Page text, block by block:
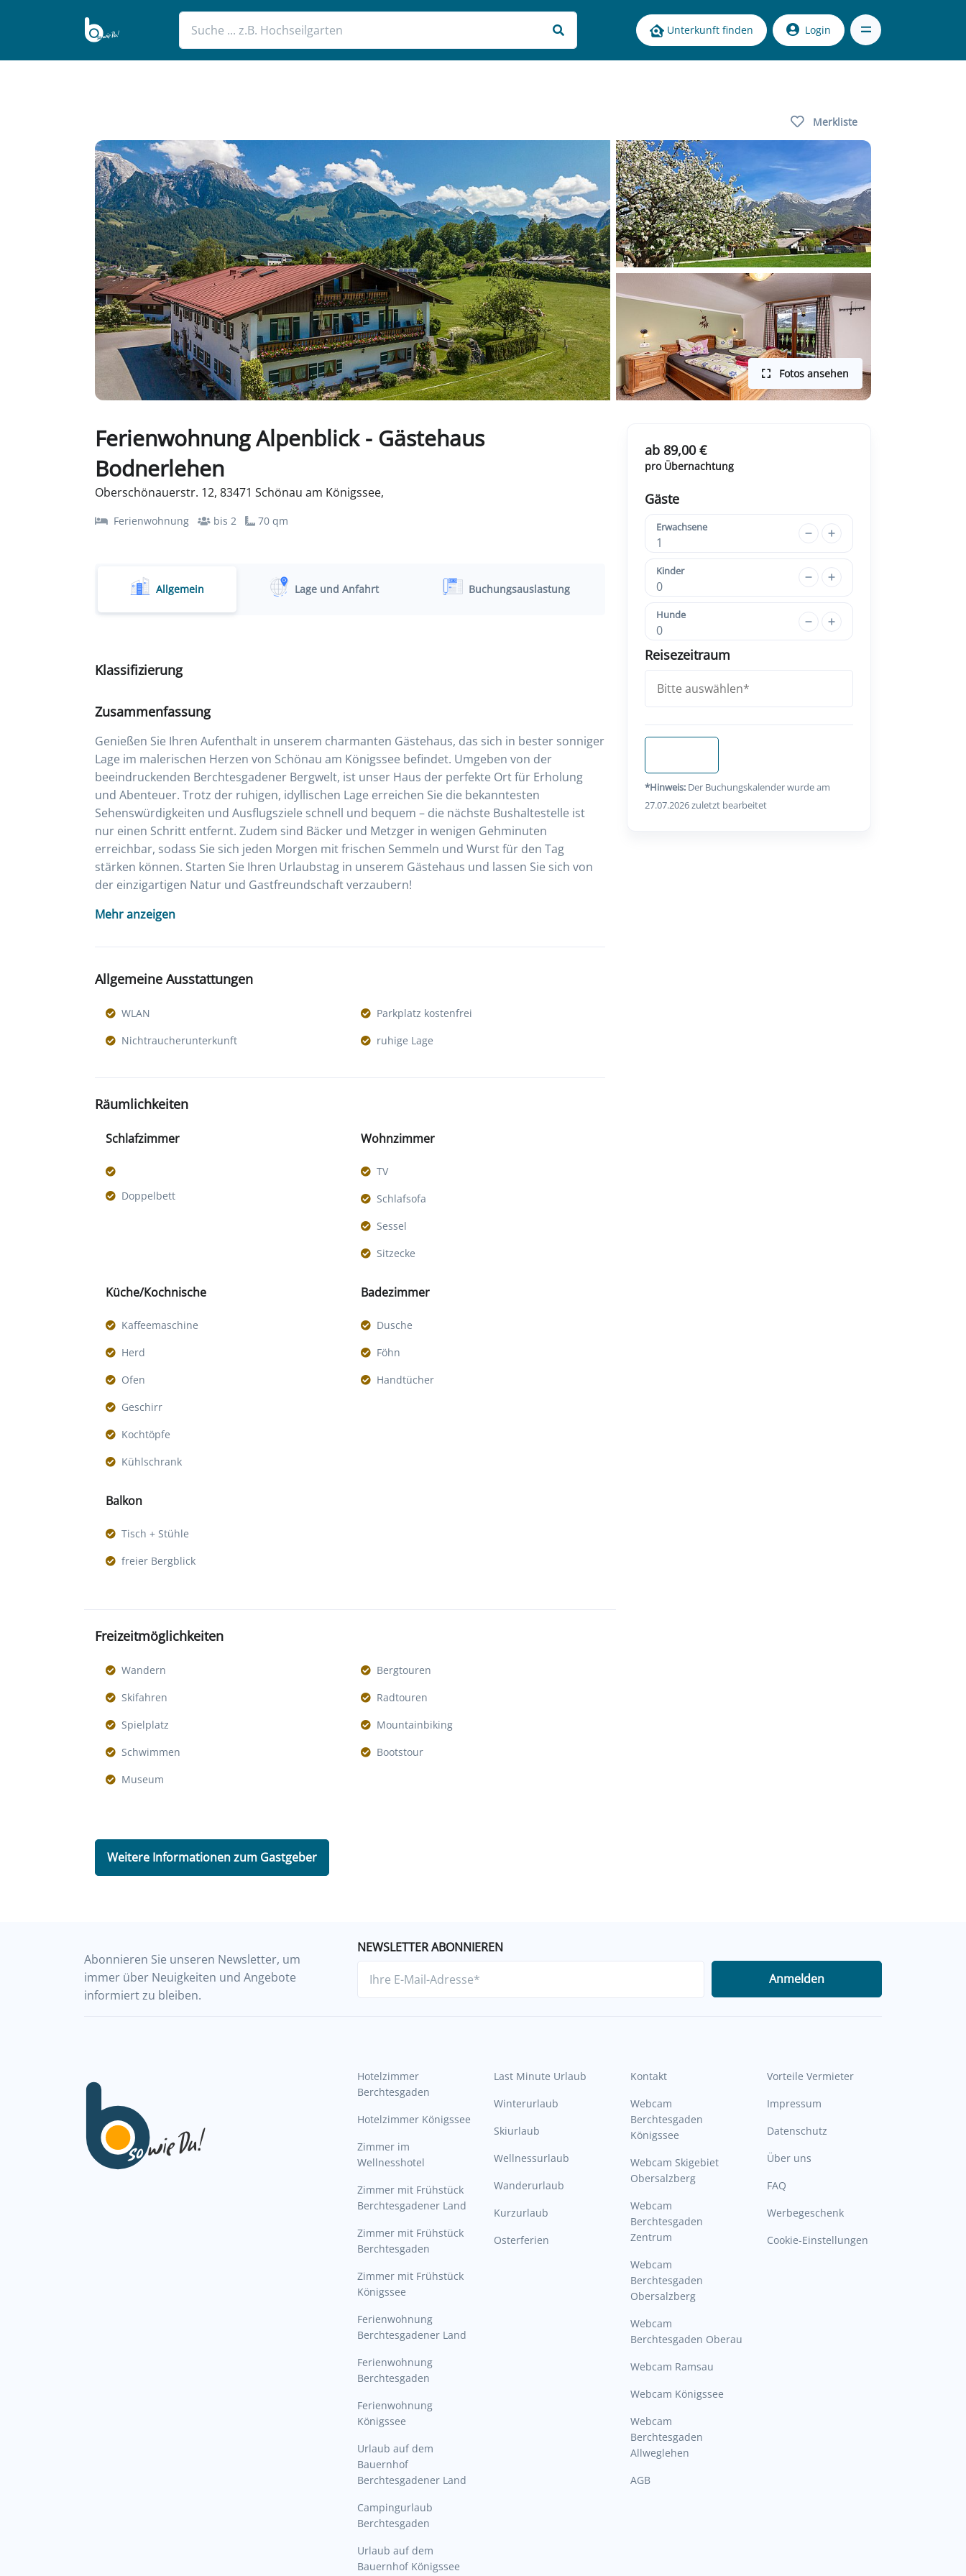
Unterkunft finden Login
Merkliste
Fotos ansehen
Ferienwohnung Alpenblick - Gästehaus
Bodnerlehen
Oberschönauerstr. 12, 83471 Schönau am Königssee,
Ferienwohnung bis 2 70 qm
Allgemein Lage und Anfahrt Buchungsauslastung
Klassifizierung
Zusammenfassung
Genießen Sie Ihren Aufenthalt in unserem charmanten Gästehaus, das sich in bester sonniger
Lage im malerischen Herzen von Schönau am Königssee befindet. Umgeben von der
beeindruckenden Berchtesgadener Bergwelt, ist unser Haus der perfekte Ort für Erholung
und Abenteuer. Trotz der ruhigen, idyllischen Lage erreichen Sie die bekanntesten
Sehenswürdigkeiten und Ausflugsziele schnell und bequem – die nächste Bushaltestelle ist
nur einen Schritt entfernt. Zudem sind Bäcker und Metzger in wenigen Gehminuten
erreichbar, sodass Sie sich jeden Morgen mit frischen Semmeln und Wurst für den Tag
stärken können. Starten Sie Ihren Urlaubstag in unserem Gästehaus und lassen Sie sich von
der einzigartigen Natur und Gastfreundschaft verzaubern!
Mehr anzeigen
Allgemeine Ausstattungen
WLAN
Parkplatz kostenfrei
Nichtraucherunterkunft
ruhige Lage
Räumlichkeiten
Schlafzimmer
Doppelbett
Wohnzimmer
TV
Schlafsofa
Sessel
Sitzecke
Küche/Kochnische
Kaffeemaschine
Herd
Ofen
Geschirr
Kochtöpfe
Kühlschrank
Badezimmer
Dusche
Föhn
Handtücher
Balkon
Tisch + Stühle
freier Bergblick
Freizeitmöglichkeiten
Wandern
Bergtouren
Skifahren
Radtouren
Spielplatz
Mountainbiking
Schwimmen
Bootstour
Museum
ab 89,00 €
pro Übernachtung
Gäste
Erwachsene
1
Kinder
0
Hunde
0
Reisezeitraum
*Hinweis: Der Buchungskalender wurde am
27.07.2026 zuletzt bearbeitet
Weitere Informationen zum Gastgeber
Abonnieren Sie unseren Newsletter, um
immer über Neuigkeiten und Angebote
informiert zu bleiben.
NEWSLETTER ABONNIEREN
Anmelden
Hotelzimmer
Berchtesgaden
Hotelzimmer Königssee
Zimmer im
Wellnesshotel
Zimmer mit Frühstück
Berchtesgadener Land
Zimmer mit Frühstück
Berchtesgaden
Zimmer mit Frühstück
Königssee
Ferienwohnung
Berchtesgadener Land
Ferienwohnung
Berchtesgaden
Ferienwohnung
Königssee
Urlaub auf dem
Bauernhof
Berchtesgadener Land
Campingurlaub
Berchtesgaden
Urlaub auf dem
Bauernhof Königssee
Last Minute Urlaub
Winterurlaub
Skiurlaub
Wellnessurlaub
Wanderurlaub
Kurzurlaub
Osterferien
Kontakt
Webcam
Berchtesgaden
Königssee
Webcam Skigebiet
Obersalzberg
Webcam
Berchtesgaden
Zentrum
Webcam
Berchtesgaden
Obersalzberg
Webcam
Berchtesgaden Oberau
Webcam Ramsau
Webcam Königssee
Webcam
Berchtesgaden
Allweglehen
AGB
Vorteile Vermieter
Impressum
Datenschutz
Über uns
FAQ
Werbegeschenk
Cookie-Einstellungen